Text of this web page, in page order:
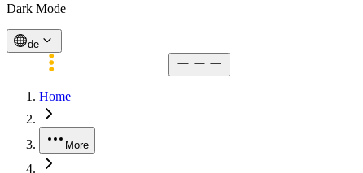
Dark Mode
de
Home
More